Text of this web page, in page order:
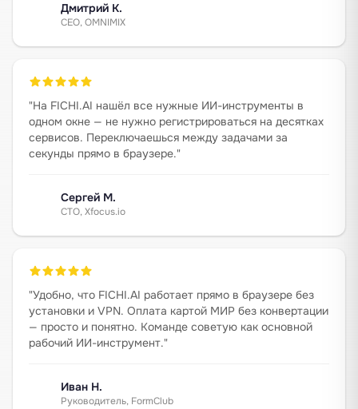
Дмитрий К.
CEO, OMNIMIX
"На FICHI.AI нашёл все нужные ИИ-инструменты в
одном окне — не нужно регистрироваться на десятках
сервисов. Переключаешься между задачами за
секунды прямо в браузере."
Сергей М.
CTO, Xfocus.io
"Удобно, что FICHI.AI работает прямо в браузере без
установки и VPN. Оплата картой МИР без конвертации
— просто и понятно. Команде советую как основной
рабочий ИИ-инструмент."
Иван Н.
Руководитель, FormClub